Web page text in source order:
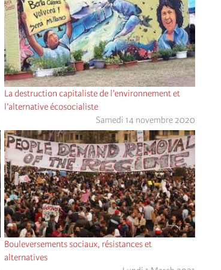
La destruction capitaliste de l’environnement et
l’alternative écosocialiste
Samedi 14 novembre 2020
Bouleversements sociaux, résistances et
alternatives